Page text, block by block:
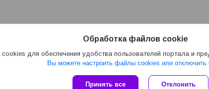
Сайт создан на платформе Deal.by
Обработка файлов cookie
для обеспечения удобства пользователей портала и
Вы можете настроить файлы cookies или отключить
Принять все Отклонить